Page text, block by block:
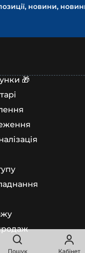
новини,
Пошук Кабінет
🎁